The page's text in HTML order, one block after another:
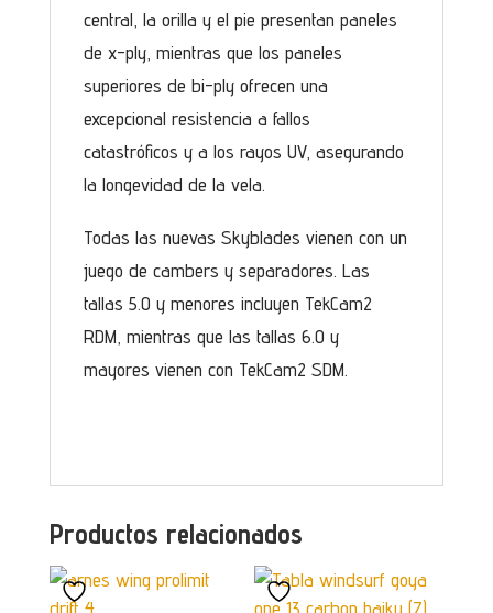
central, la orilla y el pie presentan paneles
de x-ply, mientras que los paneles
superiores de bi-ply ofrecen una
excepcional resistencia a fallos
catastróficos y a los rayos UV, asegurando
la longevidad de la vela.
Todas las nuevas Skyblades vienen con un
juego de cambers y separadores. Las
tallas 5.0 y menores incluyen TekCam2
RDM, mientras que las tallas 6.0 y
mayores vienen con TekCam2 SDM.
Productos relacionados